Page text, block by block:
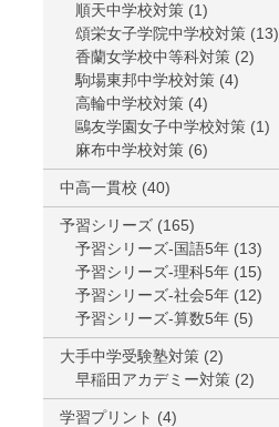
順天中学校対策 (1)
頌栄女子学院中学校対策 (13)
香蘭女学校中等科対策 (2)
駒場東邦中学校対策 (4)
高輪中学校対策 (4)
鷗友学園女子中学校対策 (1)
麻布中学校対策 (6)
中高一貫校 (40)
予習シリーズ (165)
予習シリーズ-国語5年 (13)
予習シリーズ-理科5年 (15)
予習シリーズ-社会5年 (12)
予習シリーズ-算数5年 (5)
大手中学受験塾対策 (2)
早稲田アカデミー対策 (2)
学習プリント (4)